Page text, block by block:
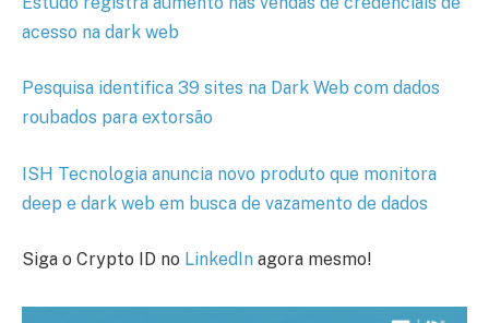
acesso na dark web
Pesquisa identifica 39 sites na Dark Web com dados
roubados para extorsão
ISH Tecnologia anuncia novo produto que monitora
deep e dark web em busca de vazamento de dados
Siga o Crypto ID no LinkedIn agora mesmo!